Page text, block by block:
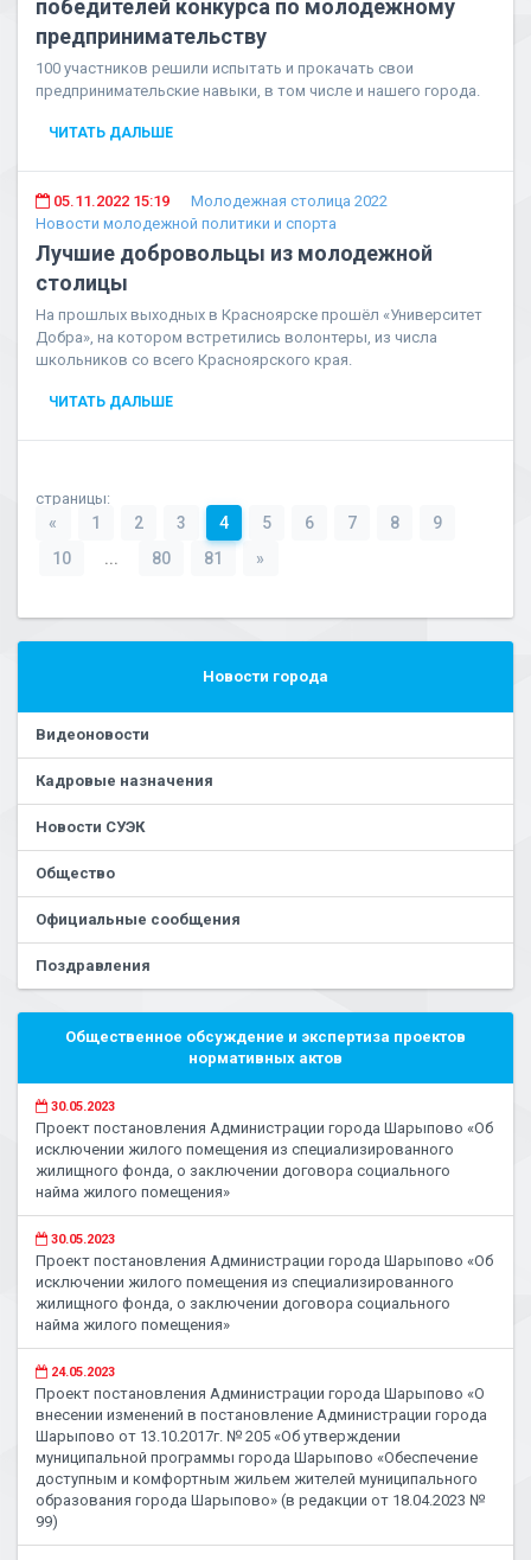
победителей конкурса по молодежному
предпринимательству
100 участников решили испытать и прокачать свои
предпринимательские навыки, в том числе и нашего города.
ЧИТАТЬ ДАЛЬШЕ
05.11.2022 15:19
Молодежная столица 2022
Новости молодежной политики и спорта
Лучшие добровольцы из молодежной
столицы
На прошлых выходных в Красноярске прошёл «Университет
Добра», на котором встретились волонтеры, из числа
школьников со всего Красноярского края.
ЧИТАТЬ ДАЛЬШЕ
страницы:
« 1 2 3 4 5 6 7 8
9
10
... 80 81 »
Новости города
Видеоновости
Кадровые назначения
Новости СУЭК
Общество
Официальные сообщения
Поздравления
Общественное обсуждение и экспертиза проектов
нормативных актов
30.05.2023
Проект постановления Администрации города Шарыпово «Об
исключении жилого помещения из специализированного
жилищного фонда, о заключении договора социального
найма жилого помещения»
30.05.2023
Проект постановления Администрации города Шарыпово «Об
исключении жилого помещения из специализированного
жилищного фонда, о заключении договора социального
найма жилого помещения»
24.05.2023
Проект постановления Администрации города Шарыпово «О
внесении изменений в постановление Администрации города
Шарыпово от 13.10.2017г. № 205 «Об утверждении
муниципальной программы города Шарыпово «Обеспечение
доступным и комфортным жильем жителей муниципального
образования города Шарыпово» (в редакции от 18.04.2023 №
99)